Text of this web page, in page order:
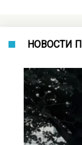
НОВОСТИ